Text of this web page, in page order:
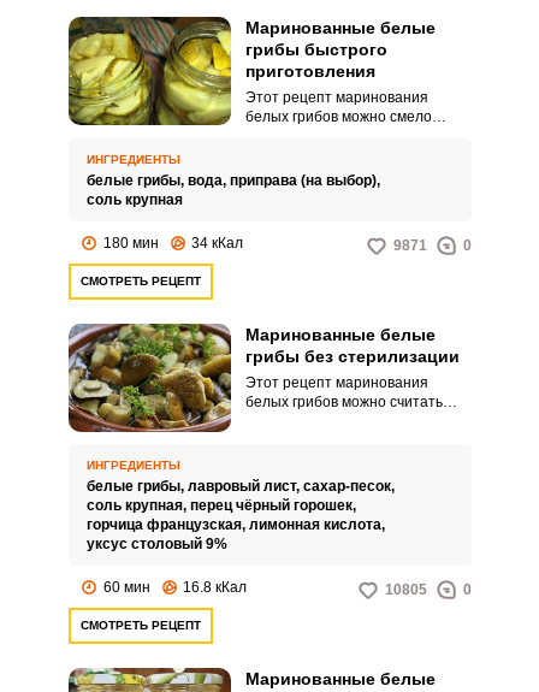
Маринованные белые
грибы быстрого
приготовления
Этот рецепт маринования
белых грибов можно смело
что приготовить белые грибы
ИНГРЕДИЕНТЫ
белые грибы, вода, приправа (на выбор),
соль крупная
180 мин 34 кКал 9871 0
СМОТРЕТЬ РЕЦЕПТ
Маринованные белые
грибы без стерилизации
Этот рецепт маринования
белых грибов можно считать
укорачивает процесс
приготовления.
ИНГРЕДИЕНТЫ
белые грибы, лавровый лист, сахар-песок,
соль крупная, перец чёрный горошек,
горчица французская, лимонная кислота,
уксус столовый 9%
60 мин 16.8 кКал 10805 0
СМОТРЕТЬ РЕЦЕПТ
Маринованные белые